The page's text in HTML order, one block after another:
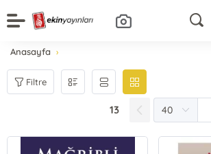
Anasayfa
Filtre
13